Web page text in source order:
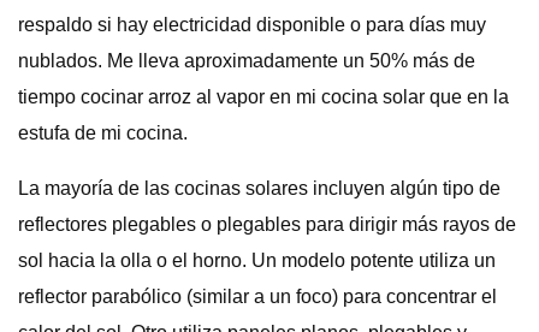
respaldo si hay electricidad disponible o para días muy
nublados. Me lleva aproximadamente un 50% más de
tiempo cocinar arroz al vapor en mi cocina solar que en la
estufa de mi cocina.
La mayoría de las cocinas solares incluyen algún tipo de
reflectores plegables o plegables para dirigir más rayos de
sol hacia la olla o el horno. Un modelo potente utiliza un
reflector parabólico (similar a un foco) para concentrar el